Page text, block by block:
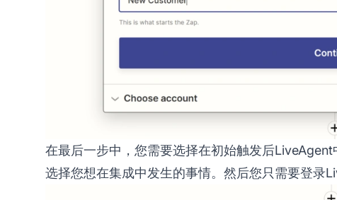
在最后一步中，您需要选择在初始触发后
选择您想在集成中发生的事情。然后您只需要登录